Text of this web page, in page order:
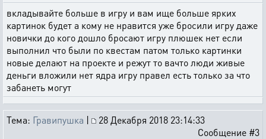
вкладывайте больше в игру и вам ище больше ярких
картинок будет а кому не нравится уже бросили игру даже
новички до кого дошло бросают игру плюшек нет если
выполнил что были по квестам патом только картинки
новые делают на проекте и режут то вачто люди живые
деньги вложили нет ядра игру правел есть только за что
забанеть могут
Тема: Гравипушка |
28 Декабря 2018 23:14:33
Сообщение #3